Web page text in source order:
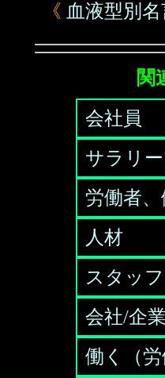
《 血液型別
関
会社員
サラリ
労働者、
人材
スタッフ
会社/企業
働く（労